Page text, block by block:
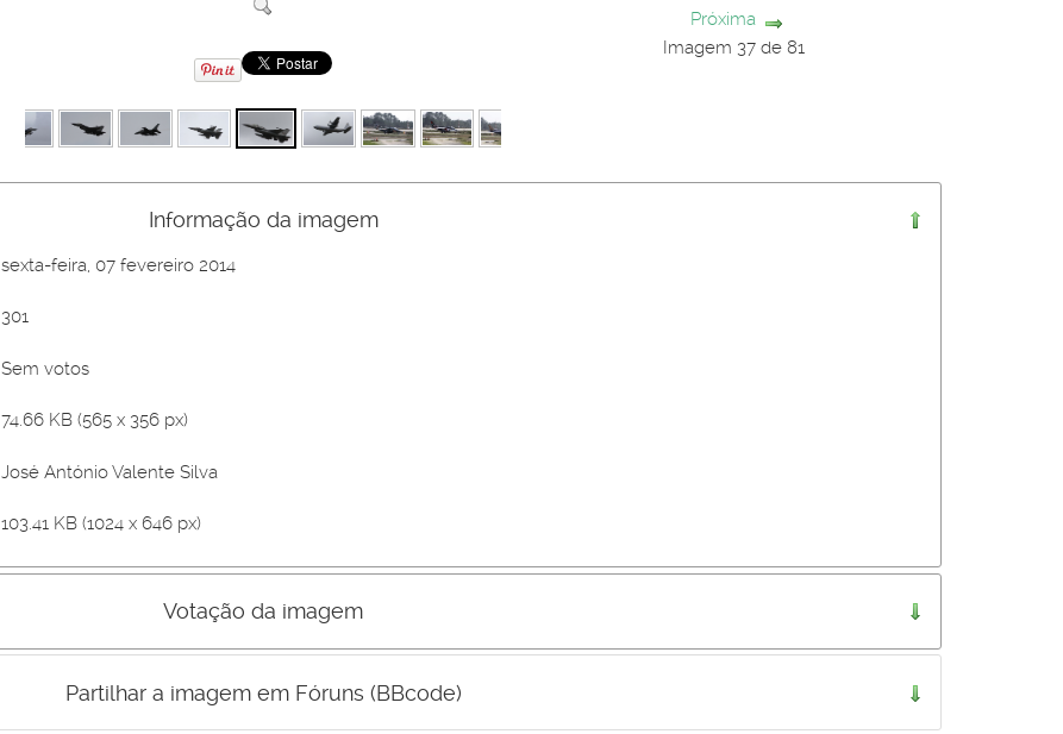
Próxima
Imagem 37 de 81
Informação da imagem
sexta-feira, 07 fevereiro 2014
301
Sem votos
74.66 KB (565 x 356 px)
José António Valente Silva
103.41 KB (1024 x 646 px)
Votação da imagem
Mau Bom
Partilhar a imagem em Fóruns (BBcode)